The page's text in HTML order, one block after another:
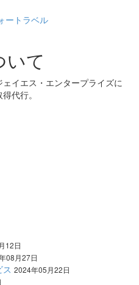
ートラベル
いて
イエス・エンタープライズに
代行。
12日
08月27日
2024年05月22日